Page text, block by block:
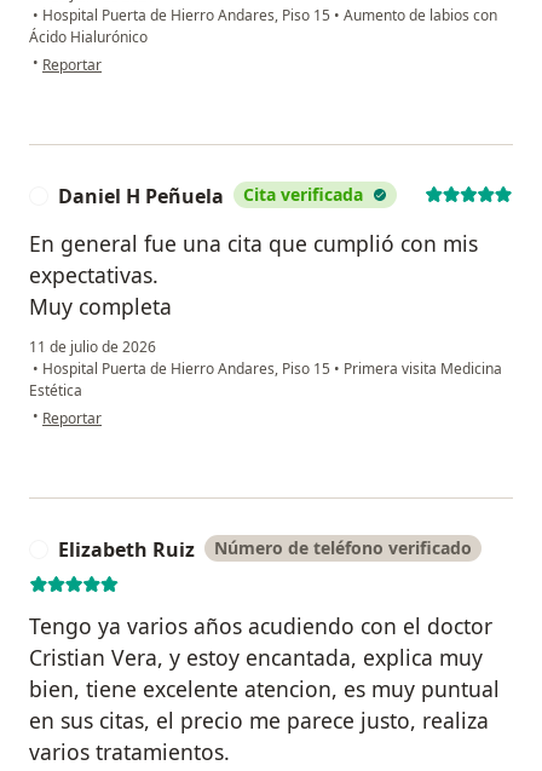
• Hospital Puerta de Hierro Andares, Piso 15 • Aumento de labios con
Ácido Hialurónico
• en opinión del usuario Migdalia
Reportar
Daniel H Peñuela Cita verificada
En general fue una cita que cumplió con mis
expectativas.
Muy completa
11 de julio de 2026
• Hospital Puerta de Hierro Andares, Piso 15 • Primera visita Medicina
Estética
• en opinión del usuario Daniel H Peñuela
Reportar
Elizabeth Ruiz Número de teléfono verificado
Tengo ya varios años acudiendo con el doctor
Cristian Vera, y estoy encantada, explica muy
bien, tiene excelente atencion, es muy puntual
en sus citas, el precio me parece justo, realiza
varios tratamientos.